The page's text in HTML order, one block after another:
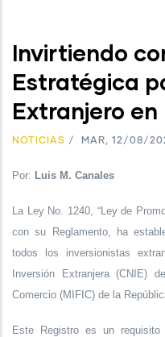
Invirtiendo
Estratégica
Extranjero
NOTICIAS / MAR, 12/08/
Por: Luis M. Canales
La Ley No. 1240, “Ley de
con su Reglamento, ha
todos los inversionistas
Inversión Extranjera (CNIE)
Comercio (MIFIC) de la
Este Registro es un requisito